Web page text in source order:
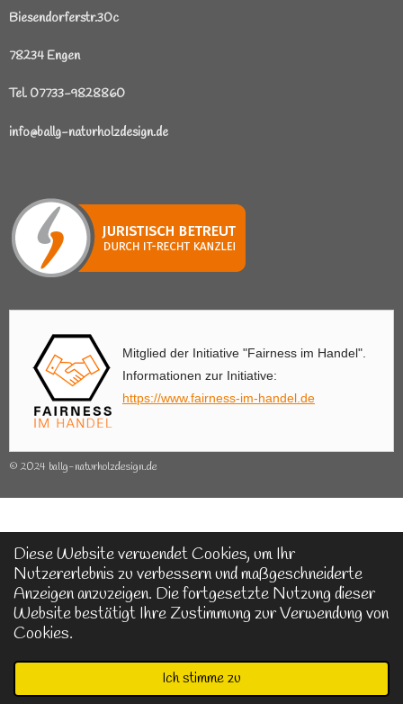
Diese Website verwendet Cookies, um Ihr
Nutzererlebnis zu verbessern und maßgeschneiderte
Anzeigen anzuzeigen. Die fortgesetzte Nutzung dieser
Website bestätigt Ihre Zustimmung zur Verwendung von
Cookies.
Ich stimme zu
Biesendorferstr.30c
78234 Engen
Tel. 07733-9828860
info@ballg-naturholzdesign.de
Mitglied der Initiative "Fairness im Handel".
Informationen zur Initiative:
https://www.fairness-im-handel.de
© 2024 ballg-naturholzdesign.de
Telefon